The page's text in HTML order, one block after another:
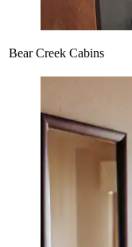
Bear Creek Cabins